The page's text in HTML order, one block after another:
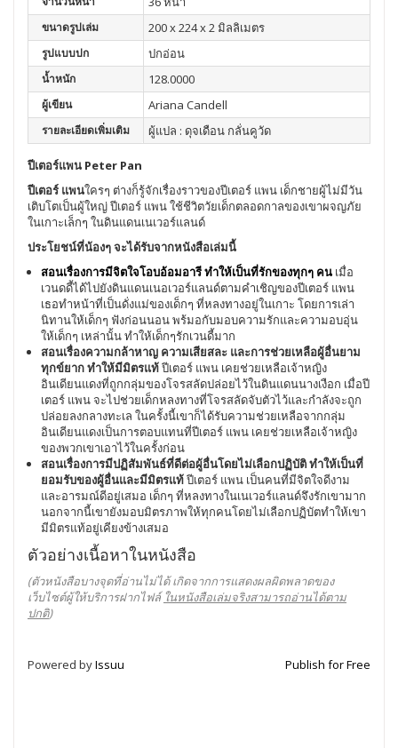
ขนาดรูปเล่ม 200 x 224 x 2 มิลลิเมตร
รูปแบบปก ปกอ่อน
น้ำหนัก 128.0000
ผู้เขียน Ariana Candell
รายละเอียดเพิ่มเติม ผู้แปล : ดุจเดือน กลั่นคูวัด
ปีเตอร์แพน Peter Pan
ปีเตอร์ แพนใครๆ ต่างก็รู้จักเรื่องราวของปีเตอร์ แพน เด็กชายผู้ไม่มีวัน
เติบโตเป็นผู้ใหญ่ ปีเตอร์ แพน ใช้ชีวิตวัยเด็กตลอดกาลของเขาผจญภัย
ในเกาะเล็กๆ ในดินแดนเนเวอร์แลนด์
ประโยชน์ที่น้องๆ จะได้รับจากหนังสือเล่มนี้
สอนเรื่องการมีจิตใจโอบอ้อมอารี ทำให้เป็นที่รักของทุกๆ คน เมื่อ
เวนดดี้ได้ไปยังดินแดนเนอเวอร์แลนด์ตามคำเชิญของปีเตอร์ แพน
เธอทำหน้าที่เป็นดั่งแม่ของเด็กๆ ที่หลงทางอยู่ในเกาะ โดยการเล่า
นิทานให้เด็กๆ ฟังก่อนนอน พร้มอกับมอบความรักและความอบอุ่น
ให้เด็กๆ เหล่านั้น ทำให้เด็กๆรักเวนดี้มาก
สอนเรื่องความกล้าหาญ ความเสียสละ และการช่วยเหลือผู้อื่นยาม
ทุกข์ยาก ทำให้มีมิตรแท้ปีเตอร์ แพน เคยช่วยเหลือเจ้าหญิง
อินเดียนแดงที่ถูกกลุ่มของโจรสลัดปล่อยไว้ในดินแดนนางเงือก เมื่อปี
เตอร์ แพน จะไปช่วยเด็กหลงทางที่โจรสลัดจับตัวไว้และกำลังจะถูก
ปล่อยลงกลางทะเล ในครั้งนี้เขาก็ได้รับความช่วยเหลือจากกลุ่ม
อินเดียนแดงเป็นการตอบแทนที่ปีเตอร์ แพน เคยช่วยเหลือเจ้าหญิง
ของพวกเขาเอาไว้ในครั้งก่อน
สอนเรื่องการมีปฏิสัมพันธ์ที่ดีต่อผู้อื่นโดยไม่เลือกปฏิบัติ ทำให้เป็นที่
ยอมรับของผู้อื่นและมีมิตรแท้ปีเตอร์ แพน เป็นคนที่มีจิตใจดีงาม
และอารมณ์ดีอยู่เสมอ เด็กๆ ที่หลงทางในเนเวอร์แลนด์จึงรักเขามาก
นอกจากนี้เขายังมอบมิตรภาพให้ทุกคนโดยไม่เลือกปฏิบัตทำให้เขา
มีมิตรแท้อยู่เคียงข้างเสมอ
ตัวอย่างเนื้อหาในหนังสือ
(ตัวหนังสือบางจุดที่อ่านไม่ได้ เกิดจากการแสดงผลผิดพลาดของ
เว็บไซต์ผู้ให้บริการฝากไฟล์ ในหนังสือเล่มจริงสามารถอ่านได้ตาม
ปกติ)
Powered byIssuu Publish for Free